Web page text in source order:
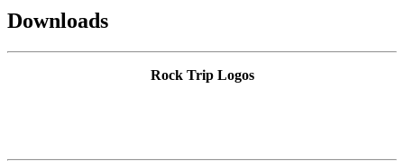
Downloads
Rock Trip Logos